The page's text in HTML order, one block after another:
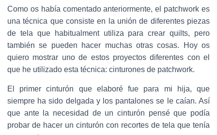
G
A
I
Ó
N
Como os había comentado anteriormente, el patchwork es
una técnica que consiste en la unión de diferentes piezas
de tela que habitualment utiliza para crear quilts, pero
también se pueden hacer muchas otras cosas. Hoy os
quiero mostrar uno de estos proyectos diferentes con el
que he utilizado esta técnica: cinturones de patchwork.
El primer cinturón que elaboré fue para mi hija, que
siempre ha sido delgada y los pantalones se le caían. Así
que ante la necesidad de un cinturón pensé que podía
probar de hacer un cinturón con recortes de tela que tenía